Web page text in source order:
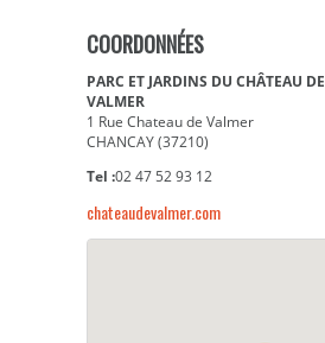
COORDONNÉES
PARC ET JARDINS DU CHÂTEAU DE
VALMER
1 Rue Chateau de Valmer
CHANCAY (37210)
Tel :02 47 52 93 12
chateaudevalmer.com